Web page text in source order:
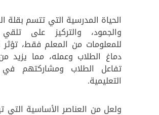
الحياة المدرسية التي تتسم بقلة
والجمود، والتركيز على
للمعلومات من المعلم فقط،
دماغ الطلاب وعمله، مما يزيد
تفاعل الطلاب ومشاركتهم في
التعليمية.
ولعل من العناصر الأساسية التي